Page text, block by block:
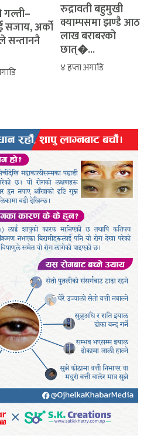
गल्ती–
सजाय, अर्को
सन्ताननै
रुद्रावती बहुमुखी
क्याम्पसमा झण्डै आठ
लाख बराबरको
छात्�...
४ हप्ता अगाडि